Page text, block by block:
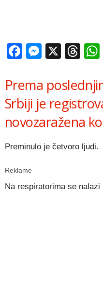
Facebook
X
Prema
Srbiji je
novozaražena
Preminulo je četvoro ljudi.
Reklame
Na respiratorima se nalazi